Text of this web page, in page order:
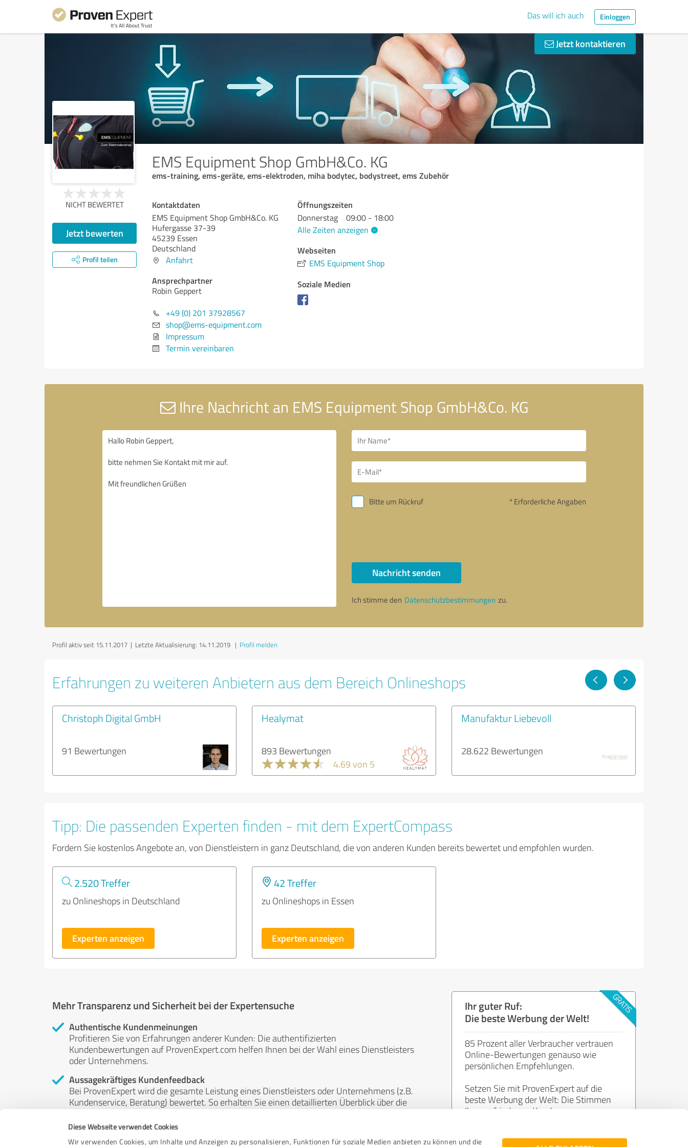
Diese Webseite verwendet Cookies
Wir verwenden Cookies, um Inhalte und Anzeigen zu personalisieren, Funktionen für soziale Medien anbieten zu können und die
Das will ich auch Einloggen
Jetzt kontaktieren
EMS Equipment Shop GmbH&Co. KG
ems-training, ems-geräte, ems-elektroden, miha bodytec, bodystreet, ems Zubehör
NICHT BEWERTET
Jetzt bewerten
Profil teilen
Kontaktdaten
EMS Equipment Shop GmbH&Co. KG
Hufergasse 37-39
45239 Essen
Deutschland
Anfahrt
Ansprechpartner
Robin Geppert
+49 (0) 201 37928567
shop@ems-equipment.com
Impressum
Termin vereinbaren
Öffnungszeiten
Donnerstag
09:00 - 18:00
Alle Zeiten anzeigen
Webseiten
EMS Equipment Shop
Soziale Medien
Ihre Nachricht an EMS Equipment Shop GmbH&Co. KG
Bitte um Rückruf * Erforderliche Angaben
Nachricht senden
Ich stimme den Datenschutzbestimmungen zu.
Profil aktiv seit 15.11.2017 | Letzte Aktualisierung: 14.11.2019 | Profil melden
Erfahrungen zu weiteren Anbietern aus dem Bereich Onlineshops
Christoph Digital GmbH
91 Bewertungen
Healymat
893 Bewertungen
4.69 von 5
Manufaktur Liebevoll
28.622 Bewertungen
Tipp: Die passenden Experten finden - mit dem ExpertCompass
Fordern Sie kostenlos Angebote an, von Dienstleistern in ganz Deutschland, die von anderen Kunden bereits bewertet und empfohlen wurden.
2.520 Treffer
zu Onlineshops in Deutschland
Experten anzeigen
42 Treffer
zu Onlineshops in Essen
Experten anzeigen
Mehr Transparenz und Sicherheit bei der Expertensuche
Authentische Kundenmeinungen
Profitieren Sie von Erfahrungen anderer Kunden: Die authentifizierten
Kundenbewertungen auf ProvenExpert.com helfen Ihnen bei der Wahl eines Dienstleisters
oder Unternehmens.
Aussagekräftiges Kundenfeedback
Bei ProvenExpert wird die gesamte Leistung eines Dienstleisters oder Unternehmens (z.B.
Kundenservice, Beratung) bewertet. So erhalten Sie einen detaillierten Überblick über die
Unabhängige Bewertungen
ProvenExpert ist grundsätzlich kostenlos, unabhängig und neutral. Bewertungen von
Ihr guter Ruf:
Die beste Werbung der Welt!
85 Prozent aller Verbraucher vertrauen
Online-Bewertungen genauso wie
persönlichen Empfehlungen.
Setzen Sie mit ProvenExpert auf die
beste Werbung der Welt: Die Stimmen
Ihrer zufriedenen Kunden.